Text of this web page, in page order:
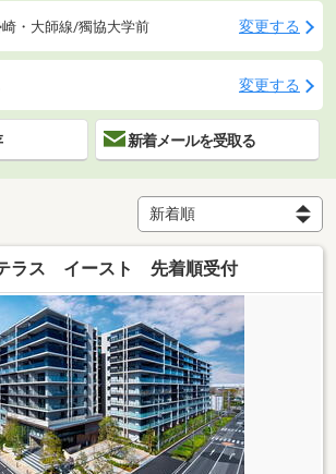
・大師線/獨協大学前 変更する
変更する
新着メールを受取る
ラス イースト 先着順受付